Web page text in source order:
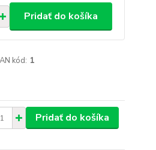
Pridať do košíka
kód: 1
Pridať do košíka